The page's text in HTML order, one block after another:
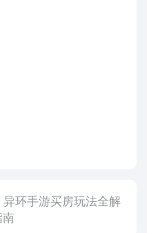
异环手游买房玩法全解